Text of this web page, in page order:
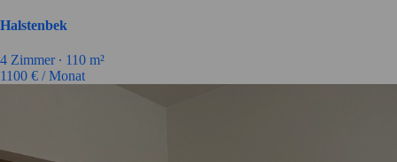
Halstenbek
4 Zimmer ∙ 110 m²
1100 € / Monat